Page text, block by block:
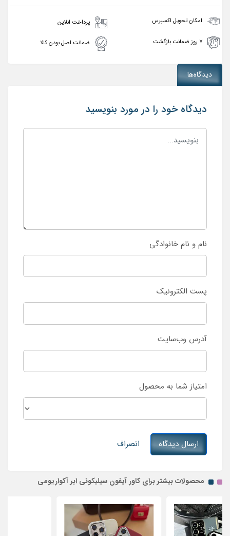
امکان تحویل اکسپرس پرداخت انلاین
۷ روز ضمانت بازگشت ضمانت اصل بودن کالا
دیدگاه‌ها
دیدگاه خود را در مورد بنویسید
نام و نام خانوادگی
پست الکترونیک
آدرس وب‌سایت
امتیاز شما به محصول
ارسال دیدگاه انصراف
محصولات بیشتر برای کاور آیفون سیلیکونی ابر آکواریومی